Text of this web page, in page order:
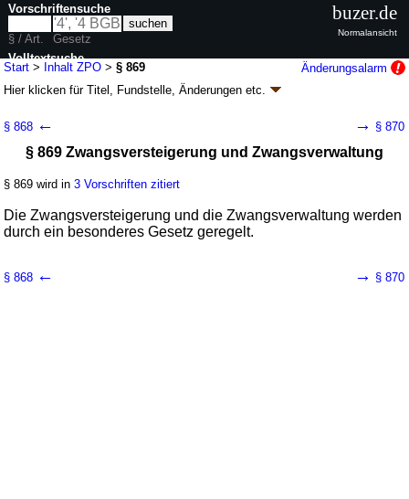
Start > Inhalt ZPO >§ 869
Änderungsalarm
Hier klicken fürTitel, Fundstelle, Änderungen etc.
1781; zuletzt geändert durchArtikel 3G. v. 20.05.2026BGBl. 2026 I Nr.
Geltung ab 01.01.1964; FNA: 310-4
134 weitere Fassungen | wird in 1971 Vorschriften zitiert
Buch 8 Zwangsvollstreckung
Geldforderungen
§ 868 ← → § 870
§ 869 Zwangsversteigerung und Zwangsverwaltung
§ 869 wird in3 Vorschriften zitiert
Die Zwangsversteigerung und die Zwangsverwaltung werden
durch ein besonderes Gesetz geregelt.
§ 868 ← → § 870
Vorschriftensuche
§ / Art.
Gesetz
Volltextsuche
nur in ZPO
buzer.de
Normalansicht